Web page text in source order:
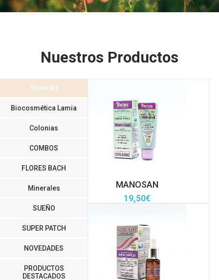
Nuestros Productos
Show All
Biocosmética Lamia
Colonias
COMBOS
FLORES BACH
Minerales
SUEÑO
SUPER PATCH
NOVEDADES
PRODUCTOS
DESTACADOS
MANOSAN
19,50€